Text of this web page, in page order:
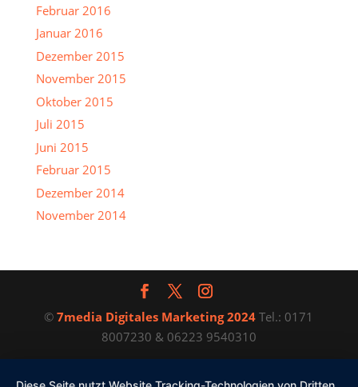
Februar 2016
Januar 2016
Dezember 2015
November 2015
Oktober 2015
Juli 2015
Juni 2015
Februar 2015
Dezember 2014
November 2014
©7media Digitales Marketing 2024 Tel.: 0171
8007230 & 06223 9540310